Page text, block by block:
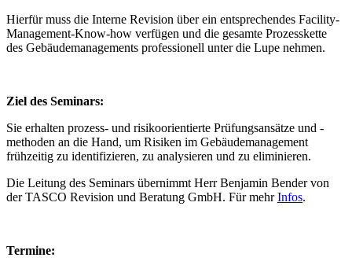
Hierfür muss die Interne Revision über ein entsprechendes Facility-
Management-Know-how verfügen und die gesamte Prozesskette
des Gebäudemanagements professionell unter die Lupe nehmen.
Ziel des Seminars:
Sie erhalten prozess- und risikoorientierte Prüfungsansätze und -
methoden an die Hand, um Risiken im Gebäudemanagement
frühzeitig zu identifizieren, zu analysieren und zu eliminieren.
Die Leitung des Seminars übernimmt Herr Benjamin Bender von
der TASCO Revision und Beratung GmbH. Für mehrInfos.
Termine: